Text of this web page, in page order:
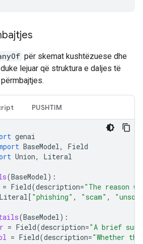
për skemat kushtëzuese dhe
lejuar që struktura e daljes të
PUSHTIM
genai
BaseModel,
Field
Union, Literal
(BaseModel):
= Field(description="The reason
Literal[ "phishing" , "scam" ,
(BaseModel):
= Field(description="A brief
= Field(description="Whether